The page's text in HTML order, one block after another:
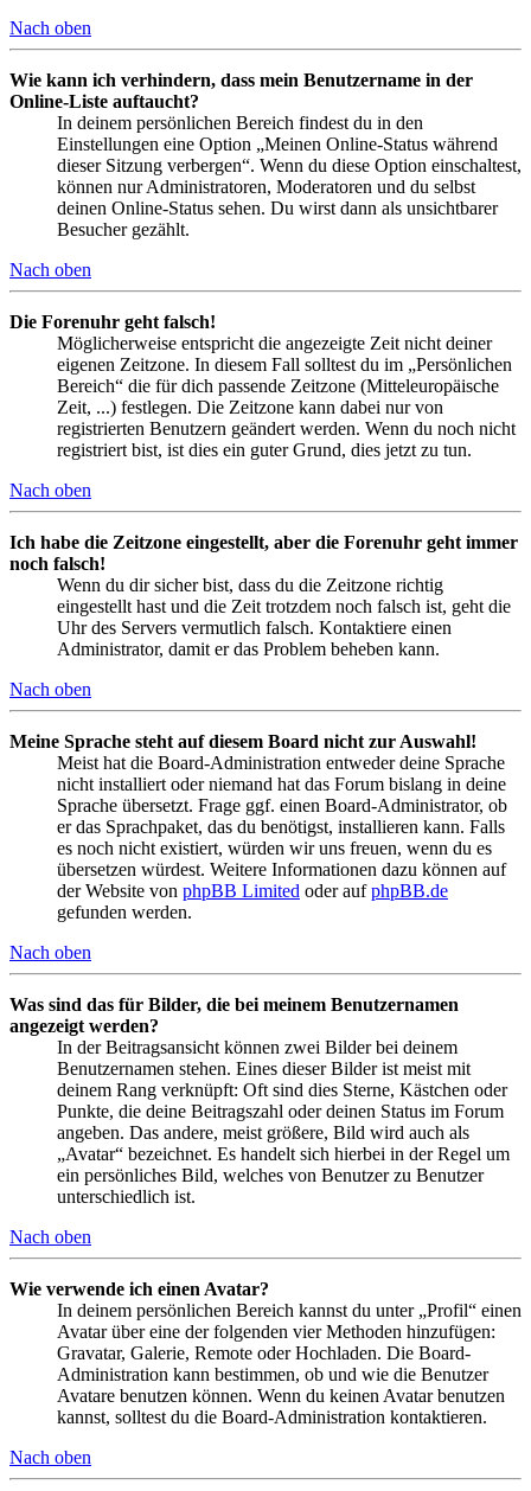
Nach oben
Wie kann ich verhindern, dass mein Benutzername in der
Online-Liste auftaucht?
In deinem persönlichen Bereich findest du in den
Einstellungen eine Option „Meinen Online-Status während
dieser Sitzung verbergen“. Wenn du diese Option einschaltest,
können nur Administratoren, Moderatoren und du selbst
deinen Online-Status sehen. Du wirst dann als unsichtbarer
Besucher gezählt.
Nach oben
Die Forenuhr geht falsch!
Möglicherweise entspricht die angezeigte Zeit nicht deiner
eigenen Zeitzone. In diesem Fall solltest du im „Persönlichen
Bereich“ die für dich passende Zeitzone (Mitteleuropäische
Zeit, ...) festlegen. Die Zeitzone kann dabei nur von
registrierten Benutzern geändert werden. Wenn du noch nicht
registriert bist, ist dies ein guter Grund, dies jetzt zu tun.
Nach oben
Ich habe die Zeitzone eingestellt, aber die Forenuhr geht immer
noch falsch!
Wenn du dir sicher bist, dass du die Zeitzone richtig
eingestellt hast und die Zeit trotzdem noch falsch ist, geht die
Uhr des Servers vermutlich falsch. Kontaktiere einen
Administrator, damit er das Problem beheben kann.
Nach oben
Meine Sprache steht auf diesem Board nicht zur Auswahl!
Meist hat die Board-Administration entweder deine Sprache
nicht installiert oder niemand hat das Forum bislang in deine
Sprache übersetzt. Frage ggf. einen Board-Administrator, ob
er das Sprachpaket, das du benötigst, installieren kann. Falls
es noch nicht existiert, würden wir uns freuen, wenn du es
übersetzen würdest. Weitere Informationen dazu können auf
der Website von phpBB Limited oder aufphpBB.de
gefunden werden.
Nach oben
Was sind das für Bilder, die bei meinem Benutzernamen
angezeigt werden?
In der Beitragsansicht können zwei Bilder bei deinem
Benutzernamen stehen. Eines dieser Bilder ist meist mit
deinem Rang verknüpft: Oft sind dies Sterne, Kästchen oder
Punkte, die deine Beitragszahl oder deinen Status im Forum
angeben. Das andere, meist größere, Bild wird auch als
„Avatar“ bezeichnet. Es handelt sich hierbei in der Regel um
ein persönliches Bild, welches von Benutzer zu Benutzer
unterschiedlich ist.
Nach oben
Wie verwende ich einen Avatar?
In deinem persönlichen Bereich kannst du unter „Profil“ einen
Avatar über eine der folgenden vier Methoden hinzufügen:
Gravatar, Galerie, Remote oder Hochladen. Die Board-
Administration kann bestimmen, ob und wie die Benutzer
Avatare benutzen können. Wenn du keinen Avatar benutzen
kannst, solltest du die Board-Administration kontaktieren.
Nach oben